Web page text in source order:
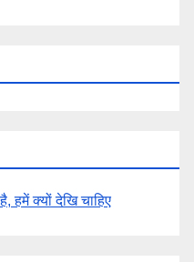
हमें क्यों देखि चाहिए